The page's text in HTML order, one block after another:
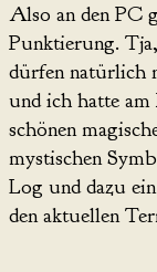
Also an den PC
Punktierung.
dürfen natürlich
und ich hatte
schönen
mystischen
Log und dazu
den aktuellen